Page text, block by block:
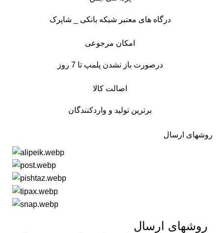
درگاه های معتبر شبکه بانکی _ شاپرک
امکان مرجوعی
درصورت باز نشدن پلمپ تا 7 روز
اصالت کالا
برترین تولید و واردکنندگان
روشهای ارسال
روشهای ارسال​